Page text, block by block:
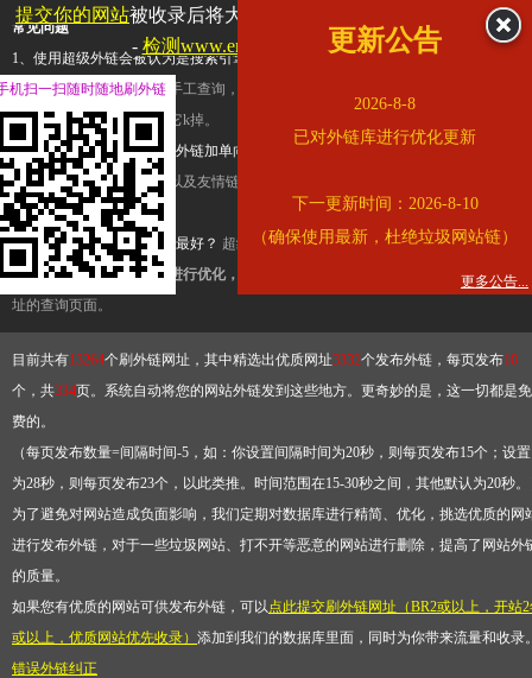
常见问题
1、使用超级外链会被认为是搜索引擎优化作弊吗？ 超级外链只是一个简便而集成
查询工具，模拟的是正常手工查询，不是作弊。如果是作弊，那您可以使用超级外
推广竞争对手的网址，让它k掉。
2、网站优化单纯依靠超级外链加单向链接可行吗？
链，需要结合普通的外链以及友情链接，您可以到站长论坛发布外链，到友情链接
台交换友情链接。
3、如何使用超级外链效果最好？ 超级外链不同于普通的外链，它是动态的链接，
有频繁使用超级外链工具进行优化，才能获得稳定的外链
，最终使搜索引擎收录带
址的查询页面。
目前共有13264个刷外链网址，其中精选出优质网址3332个发布外链，每页发布10
个，共334页。系统自动将您的网站外链发到这些地方。更奇妙的是，这一切都是免
费的。
（每页发布数量=间隔时间-5，如：你设置间隔时间为20秒，则每页发布15个；设置
为28秒，则每页发布23个，以此类推。时间范围在15-30秒之间，其他默认为20秒
为了避免对网站造成负面影响，我们定期对数据库进行精简、优化，挑选优质的网
进行发布外链，对于一些垃圾网站、打不开等恶意的网站进行删除，提高了网站外
的质量。
如果您有优质的网站可供发布外链，可以点此提交刷外链网址（BR2或以上，开站
或以上，优质网站优先收录） 添加到我们的数据库里面，同时为你带来流量和收录
错误外链纠正
提交你的网站被收录后将大幅提升流量和外链，
查看展示页面
- 检测www.enread.com是否收录
更新公告
2026-8-8
已对外链库进行优化更新
下一更新时间：2026-8-10
（确保使用最新，杜绝垃圾网站链）
更多公告...
机扫一扫随时随地刷外链